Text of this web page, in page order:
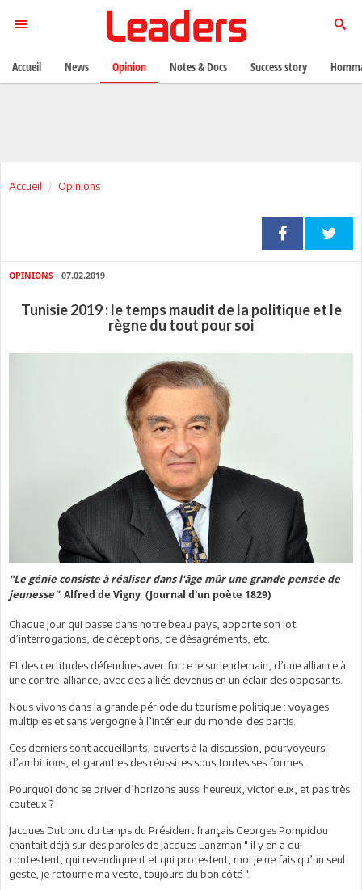
Accueil Opinions
OPINIONS - 07.02.2019
Tunisie 2019 : le temps maudit de la politique et le
règne du tout pour soi
"Le génie consiste à réaliser dans l'âge mûr une grande pensée de
jeunesse" Alfred de Vigny (Journal d'un poète 1829)
Chaque jour qui passe dans notre beau pays, apporte son lot
d’interrogations, de déceptions, de désagréments, etc.
Et des certitudes défendues avec force le surlendemain, d’une alliance à
une contre-alliance, avec des alliés devenus en un éclair des opposants.
Nous vivons dans la grande période du tourisme politique : voyages
multiples et sans vergogne à l’intérieur du monde des partis.
Ces derniers sont accueillants, ouverts à la discussion, pourvoyeurs
d’ambitions, et garanties des réussites sous toutes ses formes.
Pourquoi donc se priver d’horizons aussi heureux, victorieux, et pas très
couteux ?
Jacques Dutronc du temps du Président français Georges Pompidou
chantait déjà sur des paroles de Jacques Lanzman " il y en a qui
contestent, qui revendiquent et qui protestent, moi je ne fais qu’un seul
geste, je retourne ma veste, toujours du bon côté ".
Accueil News Opinion Notes & Docs Success story